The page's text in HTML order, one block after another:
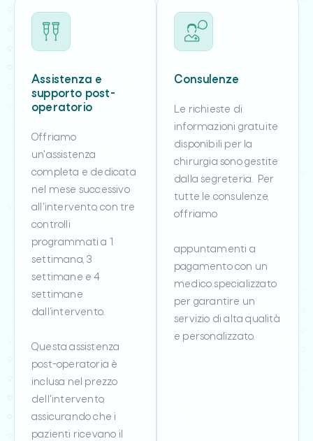
Assistenza e
supporto post-
operatorio
Offriamo
un'assistenza
completa e dedicata
nel mese successivo
all'intervento, con tre
controlli
programmati a 1
settimana, 3
settimane e 4
settimane
dall’intervento.
Questa assistenza
post-operatoria è
inclusa nel prezzo
dell'intervento,
assicurando che i
pazienti ricevano il
Consulenze
Le richieste di
informazioni gratuite
disponibili per la
chirurgia sono gestite
dalla segreteria. Per
tutte le consulenze,
offriamo
appuntamenti a
pagamento con un
medico specializzato
per garantire un
servizio di alta qualità
e personalizzato.